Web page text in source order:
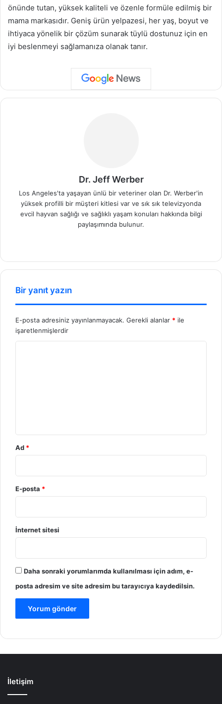
önünde tutan, yüksek kaliteli ve özenle formüle edilmiş bir
mama markasıdır. Geniş ürün yelpazesi, her yaş, boyut ve
ihtiyaca yönelik bir çözüm sunarak tüylü dostunuz için en
iyi beslenmeyi sağlamanıza olanak tanır.
Dr. Jeff Werber
Los Angeles'ta yaşayan ünlü bir veteriner olan Dr. Werber'in
yüksek profilli bir müşteri kitlesi var ve sık sık televizyonda
evcil hayvan sağlığı ve sağlıklı yaşam konuları hakkında bilgi
paylaşımında bulunur.
sit
Bir yanıt yazın
E-posta adresiniz yayınlanmayacak. Gerekli alanlar * ile
işaretlenmişlerdir
Ad *
E-posta *
İnternet sitesi
Daha sonraki yorumlarımda kullanılması için adım, e-
posta adresim ve site adresim bu tarayıcıya kaydedilsin.
İletişim